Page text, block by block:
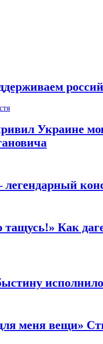
Украине
тащусь!» Как
меня вещи»